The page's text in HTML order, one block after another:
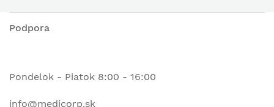
Podpora
Pondelok - Piatok 8:00 - 16:00
info@medicorp.sk